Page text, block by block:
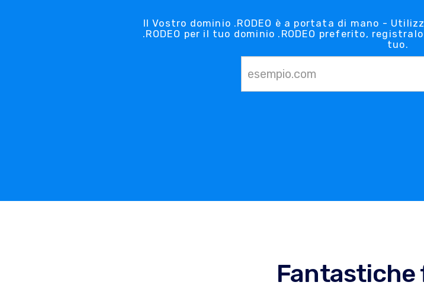
Il Vostro dominio .RODEO è a portata di mano -
.RODEO per il tuo dominio .RODEO preferito,
tuo.
Fantastiche